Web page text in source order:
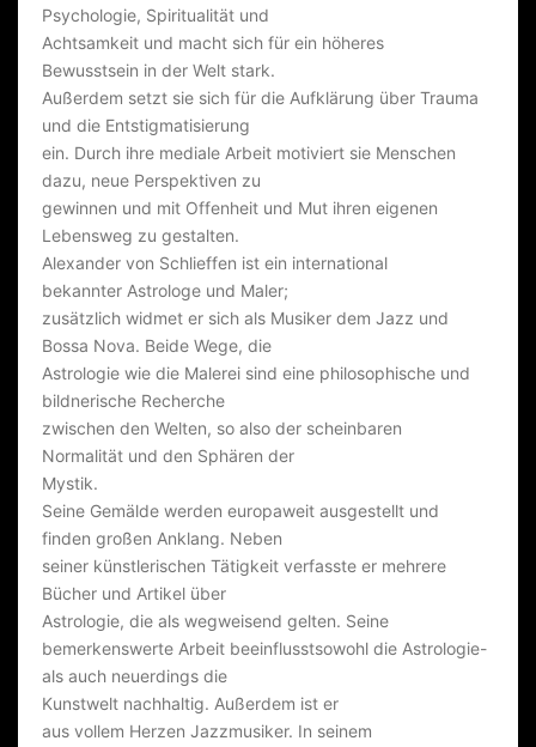
Psychologie, Spiritualität und
Achtsamkeit und macht sich für ein höheres
Bewusstsein in der Welt stark.
Außerdem setzt sie sich für die Aufklärung über Trauma
und die Entstigmatisierung
ein. Durch ihre mediale Arbeit motiviert sie Menschen
dazu, neue Perspektiven zu
gewinnen und mit Offenheit und Mut ihren eigenen
Lebensweg zu gestalten.
Alexander von Schlieffen ist ein international
bekannter Astrologe und Maler;
zusätzlich widmet er sich als Musiker dem Jazz und
Bossa Nova. Beide Wege, die
Astrologie wie die Malerei sind eine philosophische und
bildnerische Recherche
zwischen den Welten, so also der scheinbaren
Normalität und den Sphären der
Mystik.
Seine Gemälde werden europaweit ausgestellt und
finden großen Anklang. Neben
seiner künstlerischen Tätigkeit verfasste er mehrere
Bücher und Artikel über
Astrologie, die als wegweisend gelten. Seine
bemerkenswerte Arbeit beeinflusstsowohl die Astrologie-
als auch neuerdings die
Kunstwelt nachhaltig. Außerdem ist er
aus vollem Herzen Jazzmusiker. In seinem